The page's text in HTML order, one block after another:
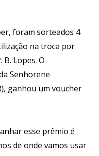
foram sorteados 4
na troca por
B. Lopes. O
Senhorene
ganhou um voucher
esse prêmio é
de onde vamos usar